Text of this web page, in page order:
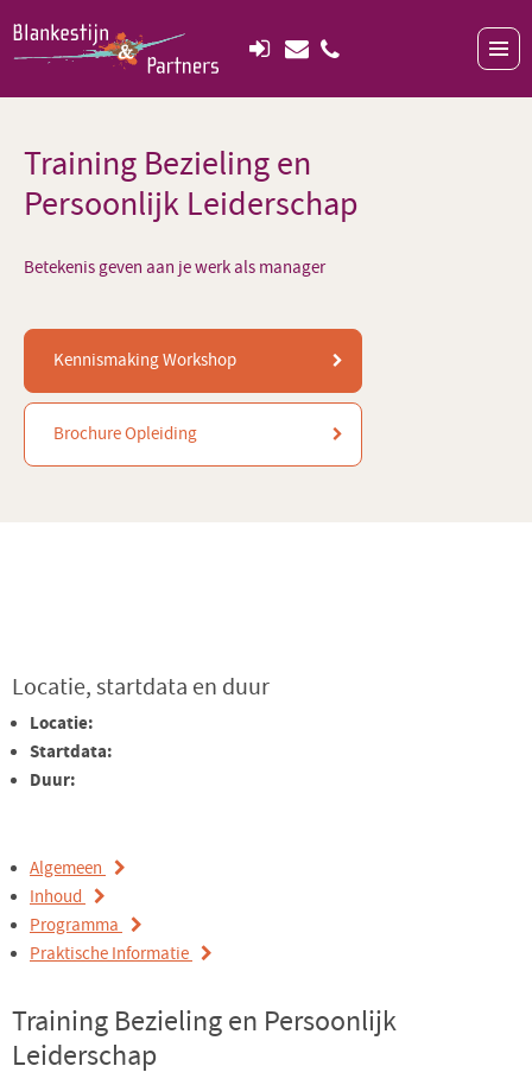
Training Bezieling en
Persoonlijk Leiderschap
Betekenis geven aan je werk als manager
Kennismaking Workshop
Brochure Opleiding
Locatie, startdata en duur
Locatie:
Startdata:
Duur:
Algemeen
Inhoud
Programma
Praktische Informatie
Training Bezieling en Persoonlijk
Leiderschap